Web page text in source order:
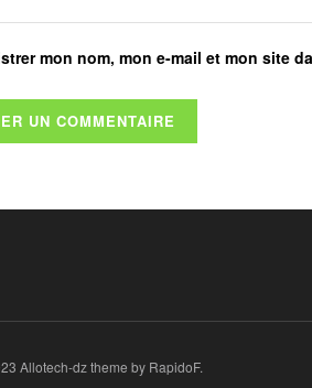
mon nom, mon e-mail et mon site
Allotech-dz theme by RapidoF.